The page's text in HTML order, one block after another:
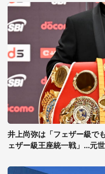
井上尚弥は「フェザー級で
ェザー級王座統一戦」...元